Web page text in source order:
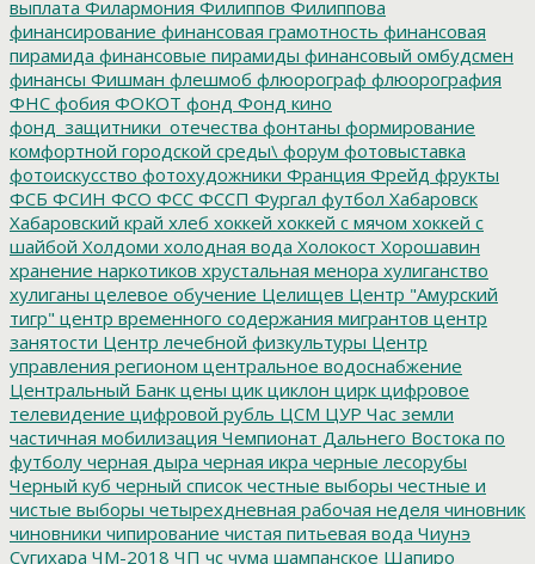
выплата Филармония Филиппов Филиппова
финансирование финансовая грамотность финансовая
пирамида финансовые пирамиды финансовый омбудсмен
финансы Фишман флешмоб флюорограф флюорография
ФНС фобия ФОКОТ фонд Фонд кино
фонд_защитники_отечества фонтаны формирование
комфортной городской среды\ форум фотовыставка
фотоискусство фотохудожники Франция Фрейд фрукты
ФСБ ФСИН ФСО ФСС ФССП Фургал футбол Хабаровск
Хабаровский край хлеб хоккей хоккей с мячом хоккей с
шайбой Холдоми холодная вода Холокост Хорошавин
хранение наркотиков хрустальная менора хулиганство
хулиганы целевое обучение Целищев Центр "Амурский
тигр" центр временного содержания мигрантов центр
занятости Центр лечебной физкультуры Центр
управления регионом центральное водоснабжение
Центральный Банк цены цик циклон цирк цифровое
телевидение цифровой рубль ЦСМ ЦУР Час земли
частичная мобилизация Чемпионат Дальнего Востока по
футболу черная дыра черная икра черные лесорубы
Черный куб черный список честные выборы честные и
чистые выборы четырехдневная рабочая неделя чиновник
чиновники чипирование чистая питьевая вода Чиунэ
Сугихара ЧМ-2018 ЧП чс чума шампанское Шапиро